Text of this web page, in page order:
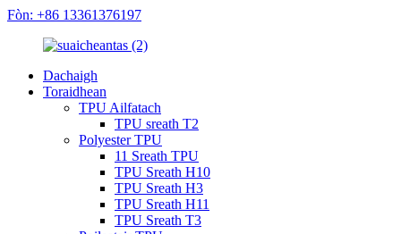
Fòn: +86 13361376197
Dachaigh
Toraidhean
TPU Ailfatach
TPU sreath T2
Polyester TPU
11 Sreath TPU
TPU Sreath H10
TPU Sreath H3
TPU Sreath H11
TPU Sreath T3